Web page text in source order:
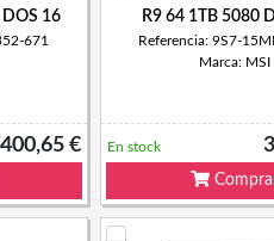
16
671
€
R9 64 1TB 5080
Referencia: 9S7-
Marca: MSI
En stock